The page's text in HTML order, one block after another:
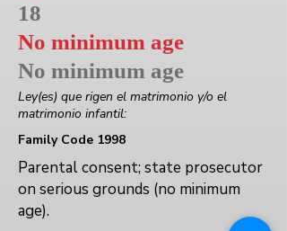
18
No minimum age
No minimum age
Ley(es) que rigen el matrimonio y/o el
matrimonio infantil:
Family Code 1998
Parental consent; state prosecutor
on serious grounds (no minimum
age).